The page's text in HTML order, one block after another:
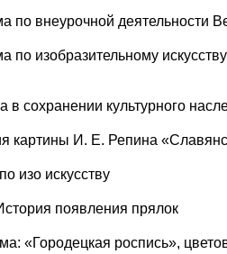
по внеурочной деятельности
по изобразительному
в сохранении культурного
картины И. Е. Репина
изо искусству
появления прялок
«Городецкая роспись»,